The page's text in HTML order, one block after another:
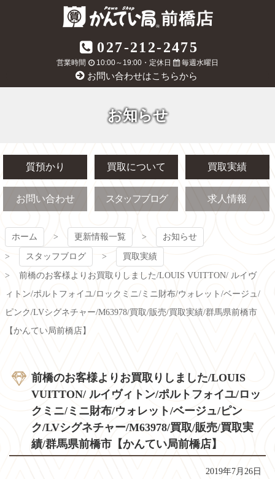
質屋かんてい局
前橋店
027-212-2475
営業時間 10:00～19:00・定休日 毎週水曜日
お問い合わせはこちらから
お知らせ
質預かり 買取について 買取実績
お問い合わせ スタッフブログ 求人情報
ホーム 更新情報一覧 お知らせ
スタッフブログ 買取実績
前橋のお客様よりお買取りしました/LOUIS VUITTON/ ルイヴ
ィトン/ポルトフォイユ/ロックミニ/ミニ財布/ウォレット/ベージュ/
ピンク/LVシグネチャー/M63978/買取/販売/買取実績/群馬県前橋市
【かんてい局前橋店】
前橋のお客様よりお買取りしました/LOUIS
VUITTON/ ルイヴィトン/ポルトフォイユ/ロッ
クミニ/ミニ財布/ウォレット/ベージュ/ピン
ク/LVシグネチャー/M63978/買取/販売/買取実
績/群馬県前橋市【かんてい局前橋店】
2019年7月26日